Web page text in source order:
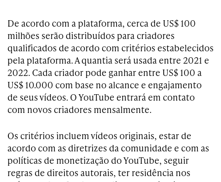
De acordo com a plataforma, cerca de US$ 100
milhões serão distribuídos para criadores
qualificados de acordo com critérios estabelecidos
pela plataforma. A quantia será usada entre 2021 e
2022. Cada criador pode ganhar entre US$ 100 a
US$ 10.000 com base no alcance e engajamento
de seus vídeos. O YouTube entrará em contato
com novos criadores mensalmente.
Os critérios incluem vídeos originais, estar de
acordo com as diretrizes da comunidade e com as
políticas de monetização do YouTube, seguir
regras de direitos autorais, ter residência nos